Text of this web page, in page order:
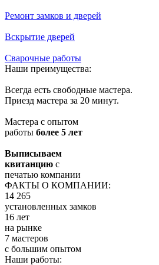
Ремонт замков и дверей
Вскрытие дверей
Сварочные работы
Наши преимущества:
Всегда есть свободные мастера.
Приезд мастера за 20 минут.
Мастера с опытом
работы более 5 лет
Выписываем
квитанцию с
печатью компании
ФАКТЫ О КОМПАНИИ:
14 265
установленных замков
16 лет
на рынке
7 мастеров
с большим опытом
Наши работы: